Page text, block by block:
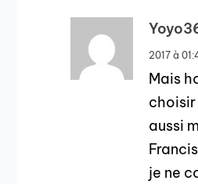
2017 à
Mais
choisir
aussi
je ne